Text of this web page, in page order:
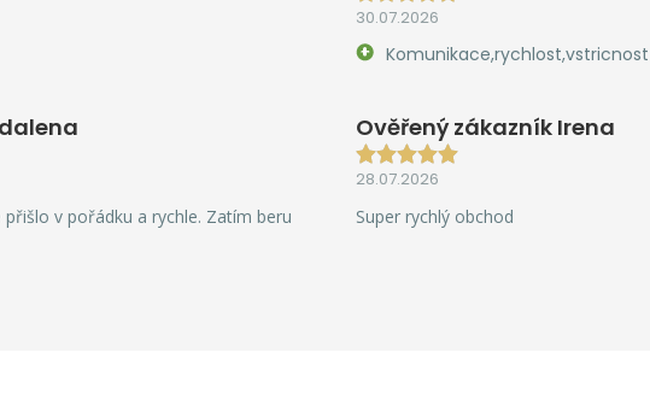
30.07.2026
Komunikace,rychlost,vstricnost
v pořádku a rychle. Zatím beru
Ověřený zákazník Irena
28.07.2026
Super rychlý obchod